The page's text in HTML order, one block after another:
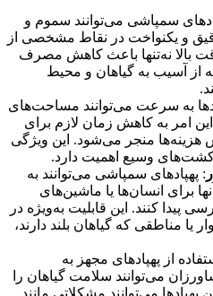
سمپاشی می‌توانند سموم و
و یکنواخت در نقاط مشخصی از
بالا نه‌تنها باعث کاهش مصرف
از آسیب به گیاهان و محیط
به سرعت می‌توانند مساحت‌های
امر به کاهش زمان لازم برای
هزینه‌ها منجر می‌شود. این ویژگی
کشت‌های وسیع اهمیت دارد.
: پهپادهای سمپاشی می‌توانند به
برای انسان‌ها یا ماشین‌های
پیدا کنند. این قابلیت به‌ویژه در
یا مناطقی که گیاهان بلند دارند،
از پهپادهای مجهز به
می‌توانند سلامت گیاهان را